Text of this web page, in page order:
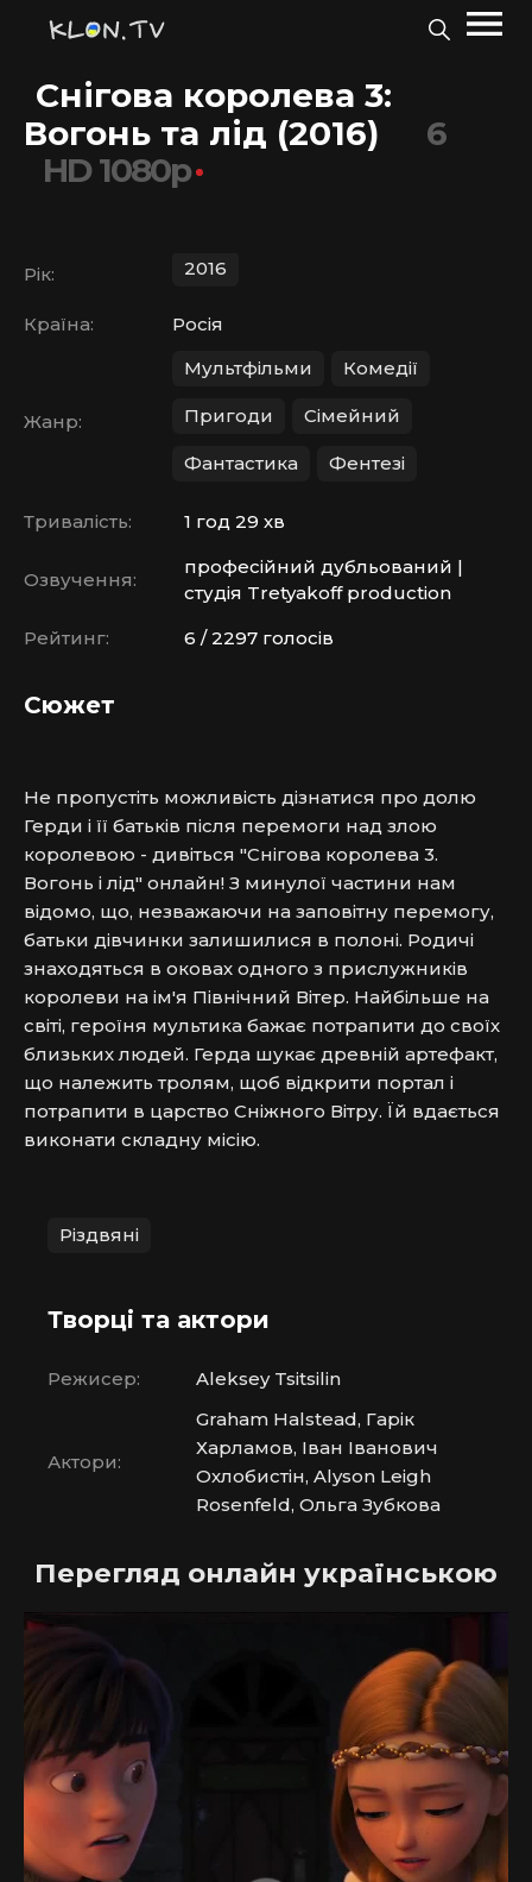
Снігова королева 3:
Вогонь та лід (2016)
6
HD 1080p
Рік: 2016
Країна: Росія
Жанр:
Мультфільми Комедії
Пригоди Сімейний
Фантастика Фентезі
Тривалість: 1 год 29 хв
Озвучення:
професійний дубльований |
студія Tretyakoff production
Рейтинг:
6 / 2297 голосів
Сюжет
Не пропустіть можливість дізнатися про долю
Герди і її батьків після перемоги над злою
королевою - дивіться "Снігова королева 3.
Вогонь і лід" онлайн! З минулої частини нам
відомо, що, незважаючи на заповітну перемогу,
батьки дівчинки залишилися в полоні. Родичі
знаходяться в оковах одного з прислужників
королеви на ім'я Північний Вітер. Найбільше на
світі, героїня мультика бажає потрапити до своїх
близьких людей. Герда шукає древній артефакт,
що належить тролям, щоб відкрити портал і
потрапити в царство Сніжного Вітру. Їй вдається
виконати складну місію.
Різдвяні
Творці та актори
Режисер: Aleksey Tsitsilin
Актори:
Graham Halstead, Гарік
Харламов, Іван Іванович
Охлобистін, Alyson Leigh
Rosenfeld, Ольга Зубкова
Перегляд онлайн українською